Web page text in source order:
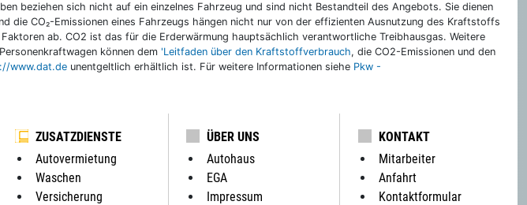
beziehen sich nicht auf ein einzelnes Fahrzeug und sind nicht Bestandteil des Angebots. Sie dienen
CO₂-Emissionen eines Fahrzeugs hängen nicht nur von der effizienten Ausnutzung des Kraftstoffs
ab. CO2 ist das für die Erderwärmung hauptsächlich verantwortliche Treibhausgas. Weitere
können dem 'Leitfaden über den Kraftstoffverbrauch, die CO2-Emissionen und den
www.dat.deunentgeltlich erhältlich ist. Für weitere Informationen siehe Pkw -
ZUSATZDIENSTE
Autovermietung
Waschen
Versicherung
ÜBER UNS
Autohaus
EGA
Impressum
KONTAKT
Mitarbeiter
Anfahrt
Kontaktformular